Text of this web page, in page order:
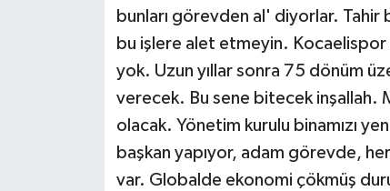
bunları görevden al' diyorlar. Tahir
bu işlere alet etmeyin.
yok. Uzun yıllar sonra 75 dönüm
verecek. Bu sene bitecek inşallah.
olacak. Yönetim kurulu binamızı
başkan yapıyor, adam görevde, her
var. Globalde ekonomi çökmüş